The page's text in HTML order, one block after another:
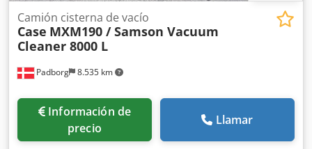
Padborg 8.535 km
Camión cisterna de vacío
Case MXM190 / Samson Vacuum
Cleaner 8000 L
Información de
precio
Llamar